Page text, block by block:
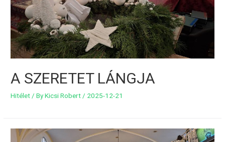
A SZERETET LÁNGJA
Hitélet/ ByKicsi Robert/ 2025-12-21